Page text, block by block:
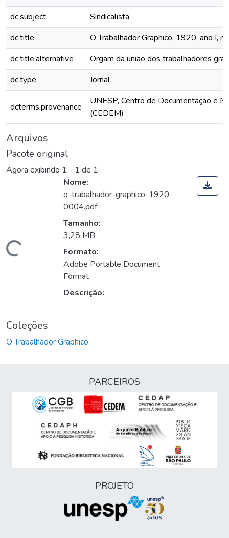
dc.subject
Sindicalista
dc.title
O Trabalhador Graphico, 1920, ano I, n
dc.title.alternative
Orgam da união dos trabalhadores
dc.type
Jornal
dcterms.provenance
UNESP, Centro de Documentação e
(CEDEM)
Arquivos
Pacote original
Agora exibindo 1 - 1 de 1
Carregando...
Nome:
o-trabalhador-graphico-1920-
0004.pdf
Tamanho:
3,28 MB
Formato:
Adobe Portable Document
Format
Descrição:
Coleções
O Trabalhador Graphico
PARCEIROS
PROJETO